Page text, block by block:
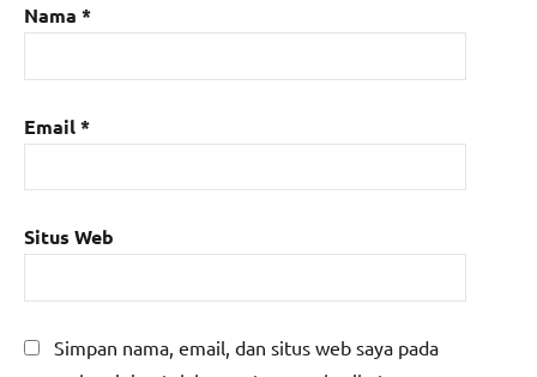
Nama *
Email*
Situs Web
Simpan nama, email, dan situs web saya pada